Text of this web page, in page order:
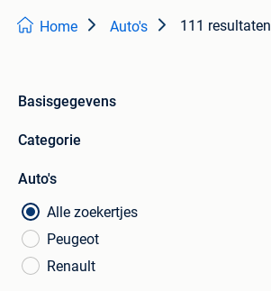
Home Auto's 111 resultaten
Basisgegevens
Categorie
Auto's
Alle zoekertjes
Peugeot
Renault